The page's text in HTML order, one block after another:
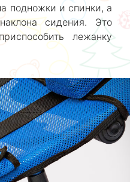
подножки и спинки, а
сидения. Это
лежанку